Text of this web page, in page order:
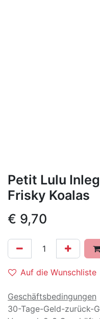
Petit Lulu
Frisky Koalas
€ 9,70
Auf die Wunschliste
Geschäftsbedingungen
30-Tage-Geld-zurück-